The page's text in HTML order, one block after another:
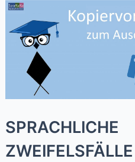
SPRACHLICHE
ZWEIFELSFÄLLE